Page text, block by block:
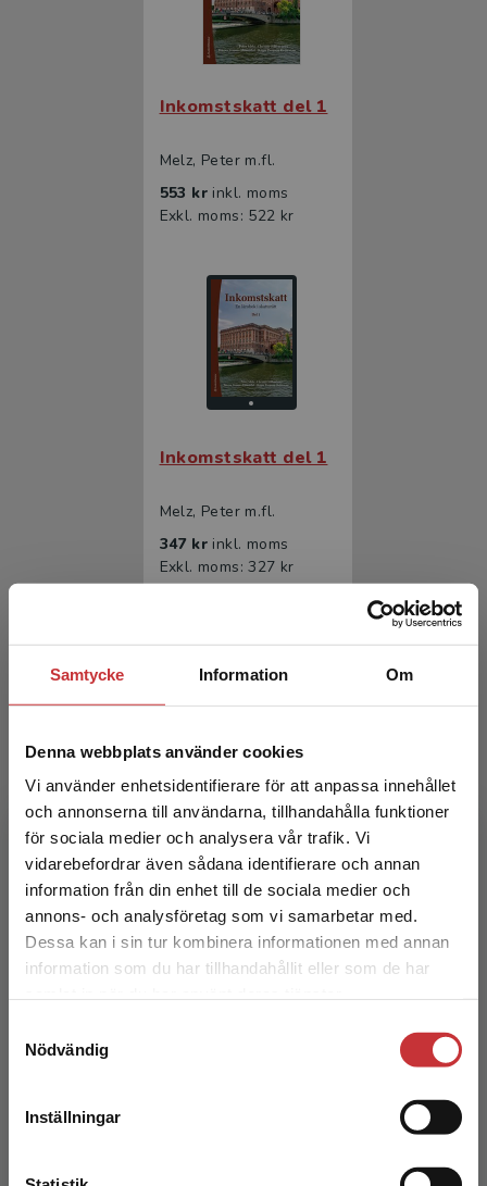
Samtycke Information Om
Denna webbplats använder cookies
Vi använder enhetsidentifierare för att anpassa innehållet
och annonserna till användarna, tillhandahålla funktioner
för sociala medier och analysera vår trafik. Vi
vidarebefordrar även sådana identifierare och annan
information från din enhet till de sociala medier och
annons- och analysföretag som vi samarbetar med.
Dessa kan i sin tur kombinera informationen med annan
information som du har tillhandahållit eller som de har
Nödvändig
Inställningar
Begränsad fraktregion
Det verkar som att du besöker
studentlitteratur.se via en enhet utanför Sverige.
Vi erbjuder inte leveranser utanför Sverige. För
att kunna slutföra ett köp måste
Inkomstskatt del 1
Melz, Peter m.fl.
553 kr inkl. moms
Exkl. moms: 522 kr
Inkomstskatt del 1
Melz, Peter m.fl.
347 kr inkl. moms
Exkl. moms: 327 kr
Inkomstskatt del 2
Melz, Peter m.fl.
553 krinkl. moms
Exkl. moms: 522 kr